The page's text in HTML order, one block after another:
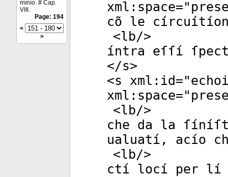
mínío. # Cap.
VIII.
Page: 194
<
>
xml:space="
cõ le
<lb/>
íntra eſſí
</s>
<s xml:id="
xml:space="
<lb/>
che da la
ualuatí, acío
<lb/>
ctí locí per lí